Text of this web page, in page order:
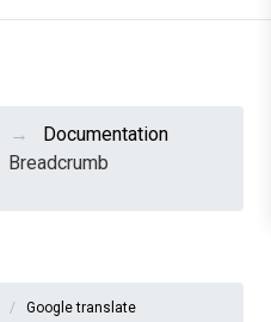
Documentation
Breadcrumb
Google translate